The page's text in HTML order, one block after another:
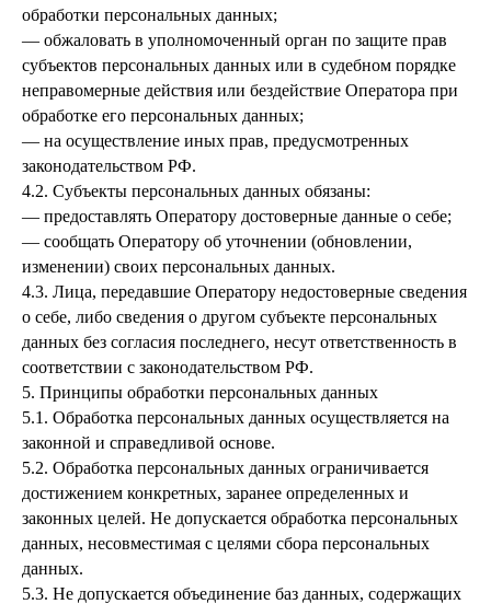
обработки персональных данных;
— обжаловать в уполномоченный орган по защите прав
субъектов персональных данных или в судебном порядке
неправомерные действия или бездействие Оператора при
обработке его персональных данных;
— на осуществление иных прав, предусмотренных
законодательством РФ.
4.2. Субъекты персональных данных обязаны:
— предоставлять Оператору достоверные данные о себе;
— сообщать Оператору об уточнении (обновлении,
изменении) своих персональных данных.
4.3. Лица, передавшие Оператору недостоверные сведения
о себе, либо сведения о другом субъекте персональных
данных без согласия последнего, несут ответственность в
соответствии с законодательством РФ.
5. Принципы обработки персональных данных
5.1. Обработка персональных данных осуществляется на
законной и справедливой основе.
5.2. Обработка персональных данных ограничивается
достижением конкретных, заранее определенных и
законных целей. Не допускается обработка персональных
данных, несовместимая с целями сбора персональных
данных.
5.3. Не допускается объединение баз данных, содержащих